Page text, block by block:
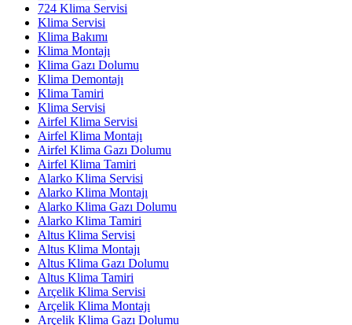
724 Klima Servisi
Klima Servisi
Klima Bakımı
Klima Montajı
Klima Gazı Dolumu
Klima Demontajı
Klima Tamiri
Klima Servisi
Airfel Klima Servisi
Airfel Klima Montajı
Airfel Klima Gazı Dolumu
Airfel Klima Tamiri
Alarko Klima Servisi
Alarko Klima Montajı
Alarko Klima Gazı Dolumu
Alarko Klima Tamiri
Altus Klima Servisi
Altus Klima Montajı
Altus Klima Gazı Dolumu
Altus Klima Tamiri
Arçelik Klima Servisi
Arçelik Klima Montajı
Arçelik Klima Gazı Dolumu